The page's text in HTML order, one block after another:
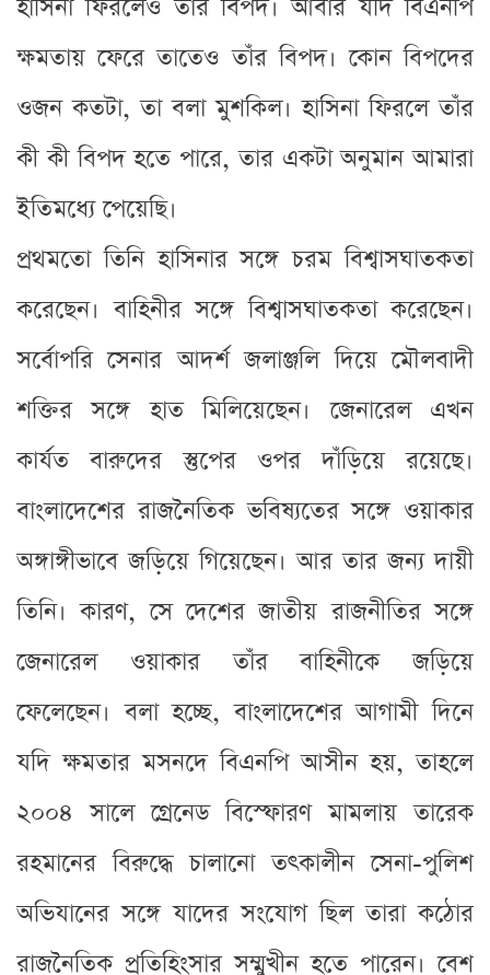
হাসিনা ফিরলেও তাঁর বিপদ। আবার যদি বিএনপি
ক্ষমতায় ফেরে তাতেও তাঁর বিপদ। কোন বিপদের
ওজন কতটা, তা বলা মুশকিল। হাসিনা ফিরলে তাঁর
কী কী বিপদ হতে পারে, তার একটা অনুমান আমারা
ইতিমধ্যে পেয়েছি।
প্রথমতো তিনি হাসিনার সঙ্গে চরম বিশ্বাসঘাতকতা
করেছেন। বাহিনীর সঙ্গে বিশ্বাসঘাতকতা করেছেন।
সর্বোপরি সেনার আদর্শ জলাঞ্জলি দিয়ে মৌলবাদী
শক্তির সঙ্গে হাত মিলিয়েছেন। জেনারেল এখন
কার্যত বারুদের স্তুপের ওপর দাঁড়িয়ে রয়েছে।
বাংলাদেশের রাজনৈতিক ভবিষ্যতের সঙ্গে ওয়াকার
অঙ্গাঙ্গীভাবে জড়িয়ে গিয়েছেন। আর তার জন্য দায়ী
তিনি। কারণ, সে দেশের জাতীয় রাজনীতির সঙ্গে
জেনারেল ওয়াকার তাঁর বাহিনীকে জড়িয়ে
ফেলেছেন। বলা হচ্ছে, বাংলাদেশের আগামী দিনে
যদি ক্ষমতার মসনদে বিএনপি আসীন হয়, তাহলে
২০০৪ সালে গ্রেনেড বিস্ফোরণ মামলায় তারেক
রহমানের বিরুদ্ধে চালানো তৎকালীন সেনা-পুলিশ
অভিযানের সঙ্গে যাদের সংযোগ ছিল তারা কঠোর
রাজনৈতিক প্রতিহিংসার সম্মুখীন হতে পারেন। বেশ